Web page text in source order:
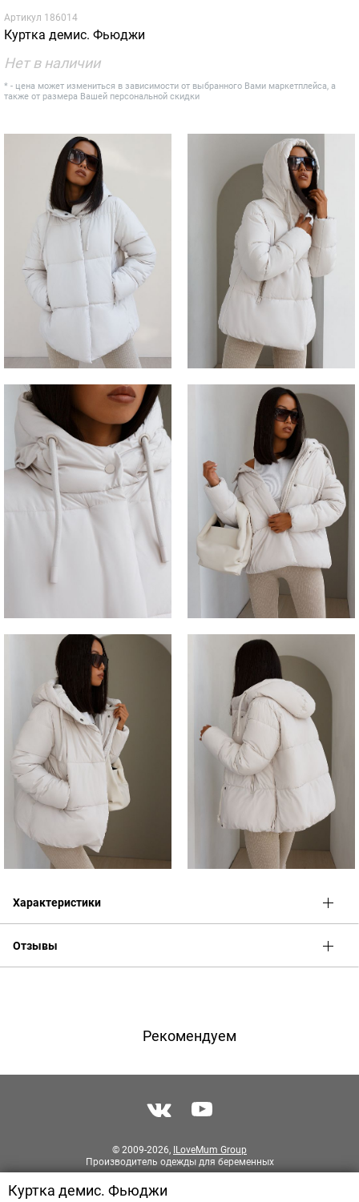
Артикул 186014
Куртка демис. Фьюджи
Нет в наличии
* - цена может измениться в зависимости от выбранного Вами маркетплейса, а
также от размера Вашей персональной скидки
Характеристики
Отзывы
Рекомендуем
Куртка демис. Фьюджи
© 2009-2026, ILoveMum Group
Производитель одежды для беременных
Разработка сайта